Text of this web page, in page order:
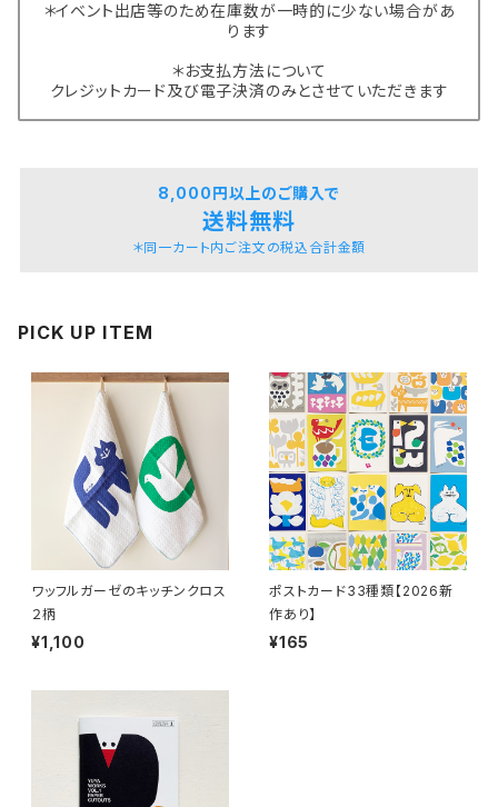
＊イベント出店等のため在庫数が一時的に少ない場合があ
ります
＊お支払方法について
クレジットカード及び電子決済のみとさせていただきます
8,000円以上のご購入で
送料無料
＊同一カート内ご注文の税込合計金額
PICK UP ITEM
ワッフルガーゼのキッチンクロス
２柄
¥1,100
ポストカード33種類【2026新
作あり】
¥165